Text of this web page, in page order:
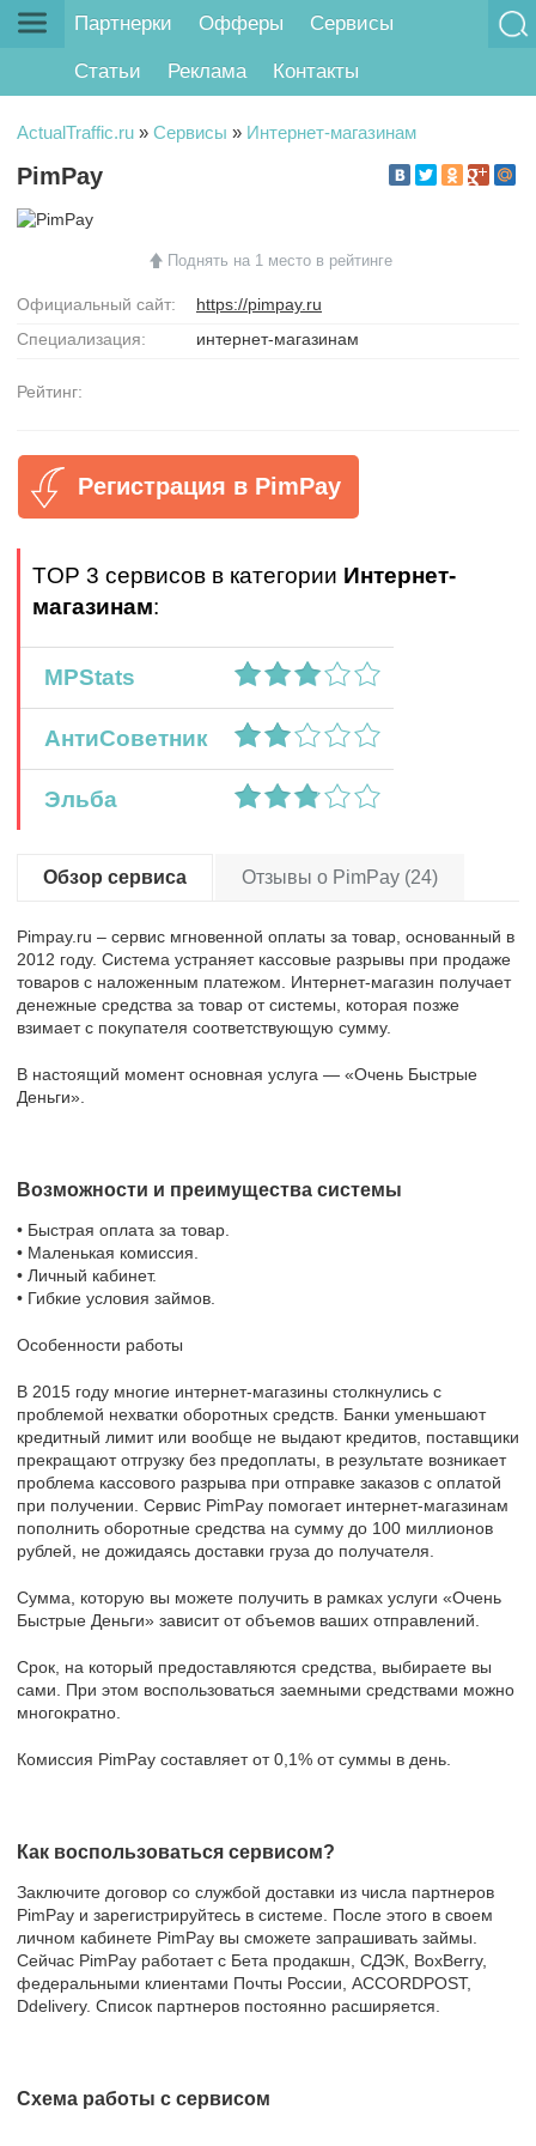
Партнерки Офферы Сервисы
Статьи Реклама Контакты
ActualTraffic.ru » Сервисы » Интернет-магазинам
PimPay
Поднять на 1 место в рейтинге
Официальный сайт:
https://pimpay.ru
Специализация:
интернет-магазинам
Рейтинг:
Регистрация в PimPay
TOP 3 сервисов в категории Интернет-
магазинам:
MPStats
АнтиСоветник
Эльба
Обзор сервиса Отзывы о PimPay (24)
Pimpay.ru – сервис мгновенной оплаты за товар, основанный в
2012 году. Система устраняет кассовые разрывы при продаже
товаров с наложенным платежом. Интернет-магазин получает
денежные средства за товар от системы, которая позже
взимает с покупателя соответствующую сумму.
В настоящий момент основная услуга — «Очень Быстрые
Деньги».
Возможности и преимущества системы
• Быстрая оплата за товар.
• Маленькая комиссия.
• Личный кабинет.
• Гибкие условия займов.
Особенности работы
В 2015 году многие интернет-магазины столкнулись с
проблемой нехватки оборотных средств. Банки уменьшают
кредитный лимит или вообще не выдают кредитов, поставщики
прекращают отгрузку без предоплаты, в результате возникает
проблема кассового разрыва при отправке заказов с оплатой
при получении. Сервис PimPay помогает интернет-магазинам
пополнить оборотные средства на сумму до 100 миллионов
рублей, не дожидаясь доставки груза до получателя.
Сумма, которую вы можете получить в рамках услуги «Очень
Быстрые Деньги» зависит от объемов ваших отправлений.
Срок, на который предоставляются средства, выбираете вы
сами. При этом воспользоваться заемными средствами можно
многократно.
Комиссия PimPay составляет от 0,1% от суммы в день.
Как воспользоваться сервисом?
Заключите договор со службой доставки из числа партнеров
PimPay и зарегистрируйтесь в системе. После этого в своем
личном кабинете PimPay вы сможете запрашивать займы.
Сейчас PimPay работает с Бета продакшн, СДЭК, BoxBerry,
федеральными клиентами Почты России, ACCORDPOST,
Ddelivery. Список партнеров постоянно расширяется.
Схема работы с сервисом